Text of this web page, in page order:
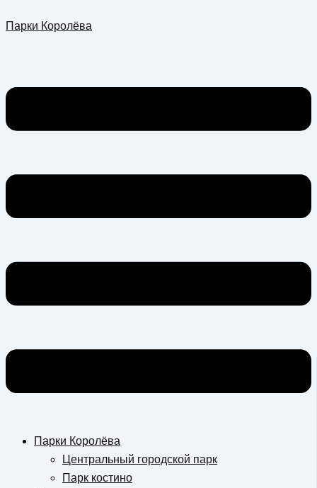
к
Парки Королёва
Парки Королёва
Центральный городской парк
Парк костино